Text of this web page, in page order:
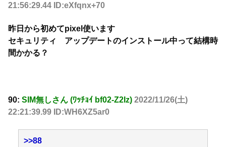
21:56:29.44 ID:eXfqnx+70
昨日から初めてpixel使います
セキュリティ アップデートのインストール中って結構時
間かかる？
90: SIM無しさん (ﾜｯﾁｮｲ bf02-Z2Iz) 2022/11/26(土)
22:21:39.99 ID:WH6XZ5ar0
>>88